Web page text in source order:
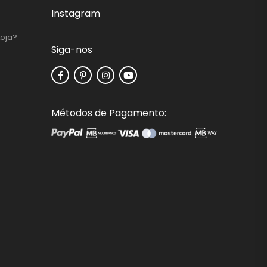
Instagram
Siga-nos
Métodos de Pagamento: